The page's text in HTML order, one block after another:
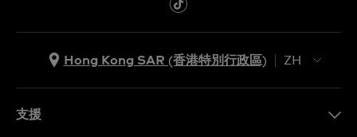
Hong Kong SAR (香港特別行政區)
ZH
支援